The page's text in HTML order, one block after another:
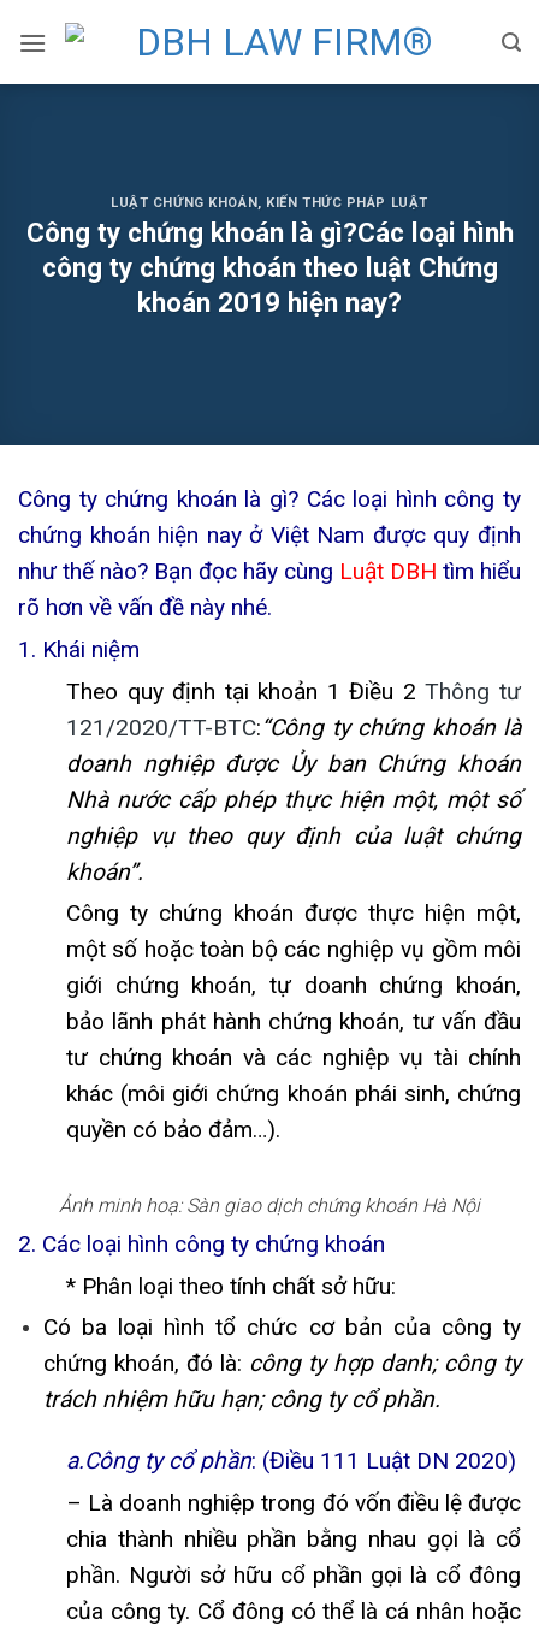
LUẬT CHỨNG KHOÁN, KIẾN THỨC PHÁP LUẬT
Công ty chứng khoán là gì?Các loại hình
công ty chứng khoán theo luật Chứng
khoán 2019 hiện nay?
Công ty chứng khoán là gì? Các loại hình công ty
chứng khoán hiện nay ở Việt Nam được quy định
như thế nào? Bạn đọc hãy cùng Luật DBH tìm hiểu
rõ hơn về vấn đề này nhé.
1. Khái niệm
Theo quy định tại khoản 1 Điều 2Thông tư
121/2020/TT-BTC:“Công ty chứng khoán là
doanh nghiệp được Ủy ban Chứng khoán
Nhà nước cấp phép thực hiện một, một số
nghiệp vụ theo quy định của luật chứng
khoán”.
Công ty chứng khoán được thực hiện một,
một số hoặc toàn bộ các nghiệp vụ gồm môi
giới chứng khoán, tự doanh chứng khoán,
bảo lãnh phát hành chứng khoán, tư vấn đầu
tư chứng khoán và các nghiệp vụ tài chính
khác (môi giới chứng khoán phái sinh, chứng
quyền có bảo đảm…).
Ảnh minh hoạ: Sàn giao dịch chứng khoán Hà Nội
2. Các loại hình công ty chứng khoán
* Phân loại theo tính chất sở hữu:
Có ba loại hình tổ chức cơ bản của công ty
chứng khoán, đó là: công ty hợp danh; công ty
trách nhiệm hữu hạn; công ty cổ phần.
a.Công ty cổ phần: (Điều 111 Luật DN 2020)
– Là doanh nghiệp trong đó vốn điều lệ được
chia thành nhiều phần bằng nhau gọi là cổ
phần. Người sở hữu cổ phần gọi là cổ đông
của công ty. Cổ đông có thể là cá nhân hoặc